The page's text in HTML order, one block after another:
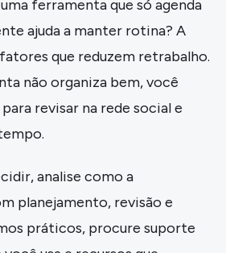
ferramenta que só agenda
ajuda a manter rotina? A
que reduzem retrabalho.
não organiza bem, você
revisar na rede social e
analise como a
planejamento, revisão e
práticos, procure suporte